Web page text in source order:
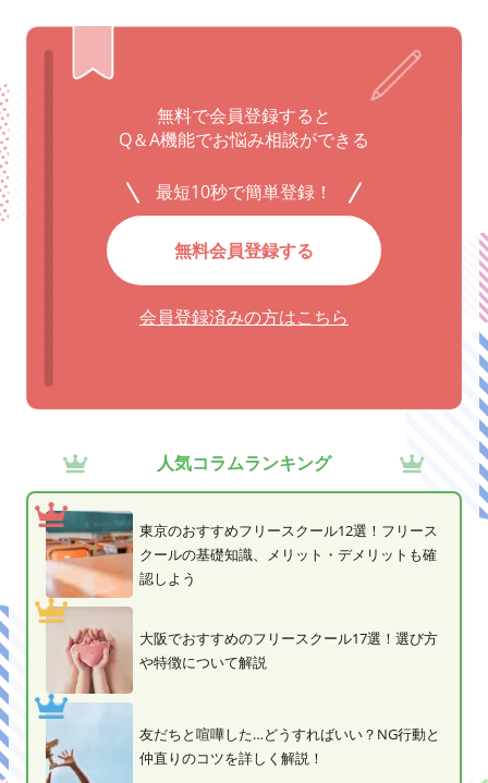
無料で会員登録すると
Q＆A機能でお悩み相談ができる
最短10秒で簡単登録！
無料会員登録する
会員登録済みの方はこちら
人気コラムランキング
東京のおすすめフリースクール12選！フリース
クールの基礎知識、メリット・デメリットも確
認しよう
大阪でおすすめのフリースクール17選！選び方
や特徴について解説
友だちと喧嘩した…どうすればいい？NG行動と
仲直りのコツを詳しく解説！